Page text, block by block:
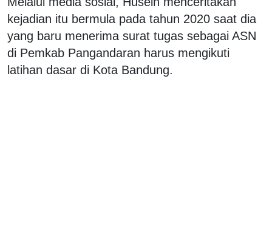
kejadian itu bermula pada tahun 2020 saat dia
yang baru menerima surat tugas sebagai ASN
di Pemkab Pangandaran harus mengikuti
latihan dasar di Kota Bandung.